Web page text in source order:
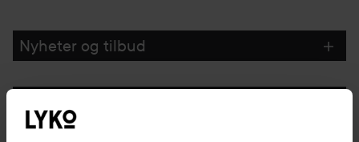
Nyheter og tilbud